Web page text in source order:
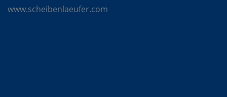
www.scheibenlaeufer.com